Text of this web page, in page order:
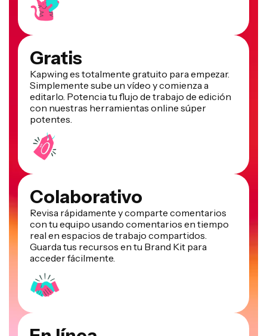
Gratis
Kapwing es totalmente gratuito para empezar.
Simplemente sube un vídeo y comienza a
editarlo. Potencia tu flujo de trabajo de edición
con nuestras herramientas online súper
potentes.
Colaborativo
Revisa rápidamente y comparte comentarios
con tu equipo usando comentarios en tiempo
real en espacios de trabajo compartidos.
Guarda tus recursos en tu Brand Kit para
acceder fácilmente.
En línea